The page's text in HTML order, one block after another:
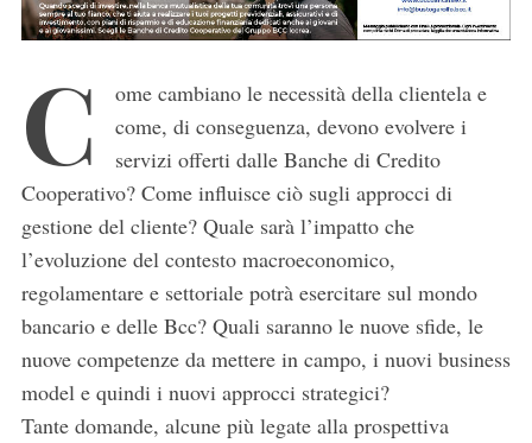
C
ome cambiano le necessità della clientela e
come, di conseguenza, devono evolvere i
servizi offerti dalle Banche di Credito
Cooperativo? Come influisce ciò sugli approcci di
gestione del cliente? Quale sarà l’impatto che
l’evoluzione del contesto macroeconomico,
regolamentare e settoriale potrà esercitare sul mondo
bancario e delle Bcc? Quali saranno le nuove sfide, le
nuove competenze da mettere in campo, i nuovi business
model e quindi i nuovi approcci strategici?
Tante domande, alcune più legate alla prospettiva